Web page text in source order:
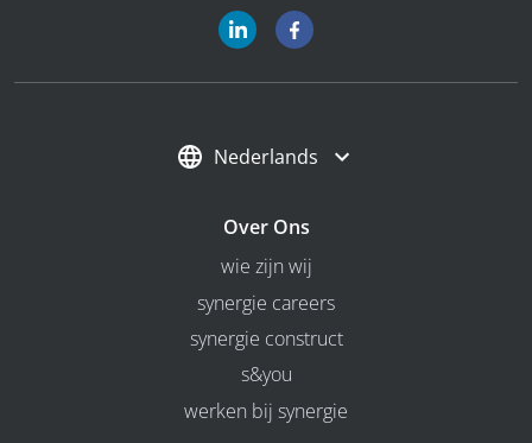
Nederlands
Over Ons
wie zijn wij
synergie careers
synergie construct
s&you
werken bij synergie